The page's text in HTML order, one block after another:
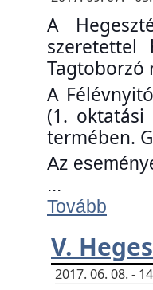
A
Tagtoborzó
A
(1. oktatási
termében.
Az
...
Tovább
V.
2017. 06. 08. -